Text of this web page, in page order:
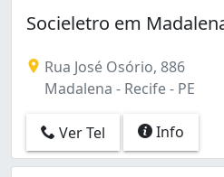
Ilha do Retiro (1)
Imbiribeira (14)
Ipsep (4)
Iputinga (4)
Jardim São Paulo (1)
Jiquiá (2)
Jordão (1)
Macaxeira (1)
Socieletro em
Rua José Osório, 886
Madalena - Recife - PE
Ver Tel Info